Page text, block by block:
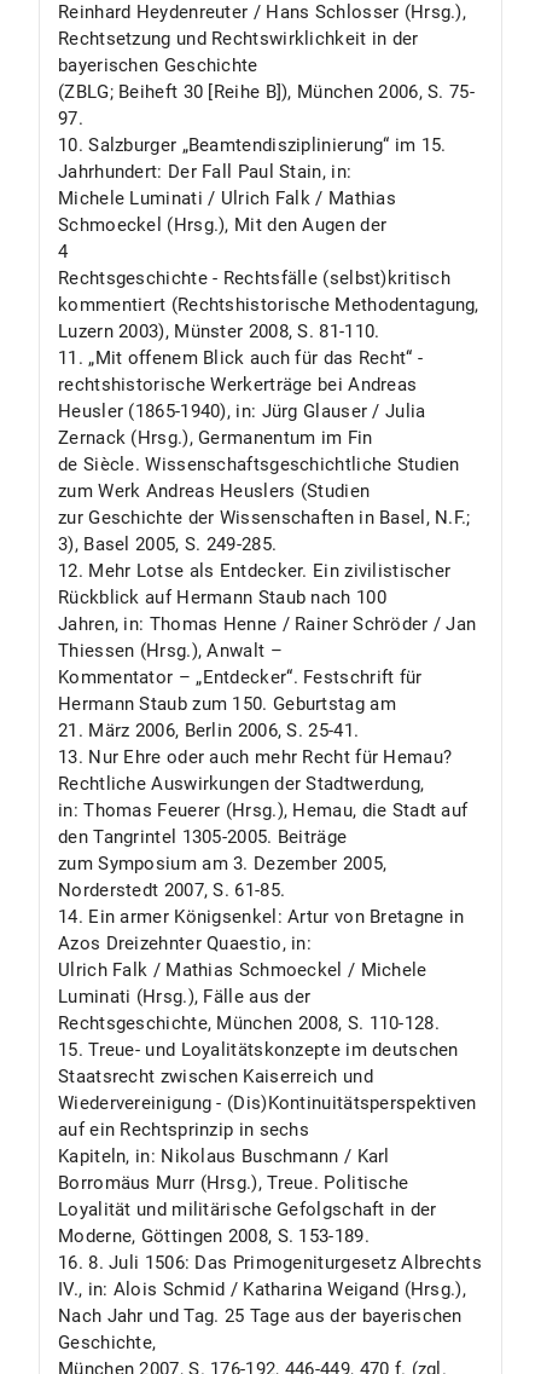
Reinhard Heydenreuter / Hans Schlosser (Hrsg.),
Rechtsetzung und Rechtswirklichkeit in der
bayerischen Geschichte
(ZBLG; Beiheft 30 [Reihe B]), München 2006, S. 75-
97.
10. Salzburger „Beamtendisziplinierung“ im 15.
Jahrhundert: Der Fall Paul Stain, in:
Michele Luminati / Ulrich Falk / Mathias
Schmoeckel (Hrsg.), Mit den Augen der
4
Rechtsgeschichte - Rechtsfälle (selbst)kritisch
kommentiert (Rechtshistorische Methodentagung,
Luzern 2003), Münster 2008, S. 81-110.
11. „Mit offenem Blick auch für das Recht“ -
rechtshistorische Werkerträge bei Andreas
Heusler (1865-1940), in: Jürg Glauser / Julia
Zernack (Hrsg.), Germanentum im Fin
de Siècle. Wissenschaftsgeschichtliche Studien
zum Werk Andreas Heuslers (Studien
zur Geschichte der Wissenschaften in Basel, N.F.;
3), Basel 2005, S. 249-285.
12. Mehr Lotse als Entdecker. Ein zivilistischer
Rückblick auf Hermann Staub nach 100
Jahren, in: Thomas Henne / Rainer Schröder / Jan
Thiessen (Hrsg.), Anwalt –
Kommentator – „Entdecker“. Festschrift für
Hermann Staub zum 150. Geburtstag am
21. März 2006, Berlin 2006, S. 25-41.
13. Nur Ehre oder auch mehr Recht für Hemau?
Rechtliche Auswirkungen der Stadtwerdung,
in: Thomas Feuerer (Hrsg.), Hemau, die Stadt auf
den Tangrintel 1305-2005. Beiträge
zum Symposium am 3. Dezember 2005,
Norderstedt 2007, S. 61-85.
14. Ein armer Königsenkel: Artur von Bretagne in
Azos Dreizehnter Quaestio, in:
Ulrich Falk / Mathias Schmoeckel / Michele
Luminati (Hrsg.), Fälle aus der
Rechtsgeschichte, München 2008, S. 110-128.
15. Treue- und Loyalitätskonzepte im deutschen
Staatsrecht zwischen Kaiserreich und
Wiedervereinigung - (Dis)Kontinuitätsperspektiven
auf ein Rechtsprinzip in sechs
Kapiteln, in: Nikolaus Buschmann / Karl
Borromäus Murr (Hrsg.), Treue. Politische
Loyalität und militärische Gefolgschaft in der
Moderne, Göttingen 2008, S. 153-189.
16. 8. Juli 1506: Das Primogeniturgesetz Albrechts
IV., in: Alois Schmid / Katharina Weigand (Hrsg.),
Nach Jahr und Tag. 25 Tage aus der bayerischen
Geschichte,
München 2007, S. 176-192, 446-449, 470 f. (zgl.